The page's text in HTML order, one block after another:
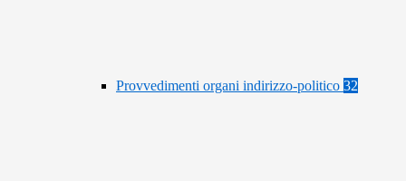
Provvedimenti organi indirizzo-politico 32